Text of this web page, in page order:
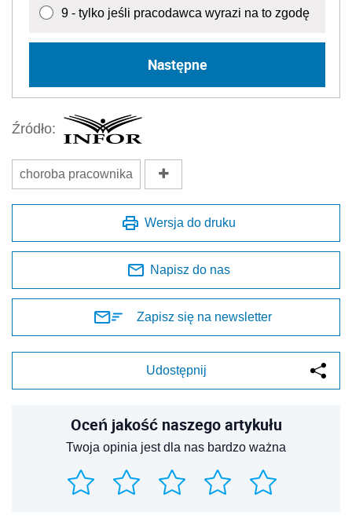
9 - tylko jeśli pracodawca wyrazi na to zgodę
Następne
Źródło:
choroba pracownika
Wersja do druku
Napisz do nas
Zapisz się na newsletter
Udostępnij
Oceń jakość naszego artykułu
Twoja opinia jest dla nas bardzo ważna